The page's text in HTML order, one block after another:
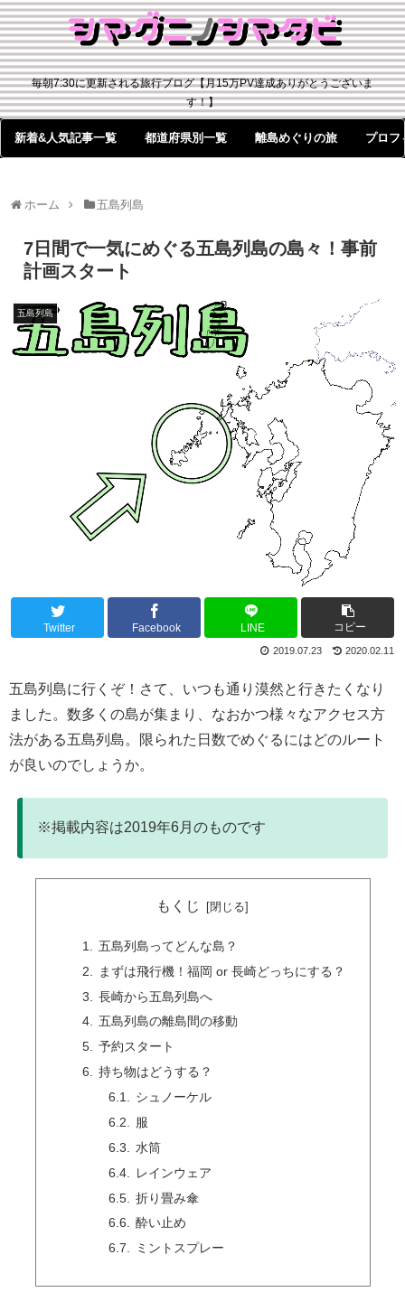
毎朝7:30に更新される旅行ブログ【月15万PV達成ありがとうございま
す！】
新着&人気記事一覧 都道府県別一覧 離島めぐりの旅 プロフ
ホーム 五島列島
7日間で一気にめぐる五島列島の島々！事前
計画スタート
五島列島
Twitter Facebook LINE コピー
2020.02.11
2019.07.23
五島列島に行くぞ！さて、いつも通り漠然と行きたくなり
ました。数多くの島が集まり、なおかつ様々なアクセス方
法がある五島列島。限られた日数でめぐるにはどのルート
が良いのでしょうか。
※掲載内容は2019年6月のものです
もくじ
五島列島ってどんな島？
まずは飛行機！福岡 or 長崎どっちにする？
長崎から五島列島へ
五島列島の離島間の移動
予約スタート
持ち物はどうする？
シュノーケル
服
水筒
レインウェア
折り畳み傘
酔い止め
ミントスプレー